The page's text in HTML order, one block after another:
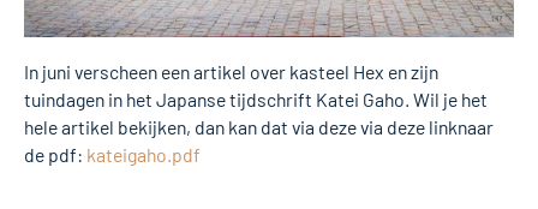
In juni verscheen een artikel over kasteel Hex en zijn
tuindagen in het Japanse tijdschrift Katei Gaho. Wil je het
hele artikel bekijken, dan kan dat via deze via deze linknaar
de pdf: kateigaho.pdf